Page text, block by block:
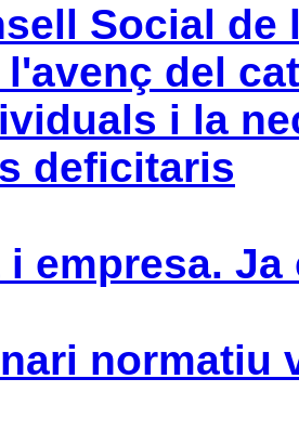
Social de
del
i la
deficitaris
i empresa.
normatiu